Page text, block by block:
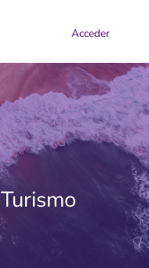
Acceder
Turismo